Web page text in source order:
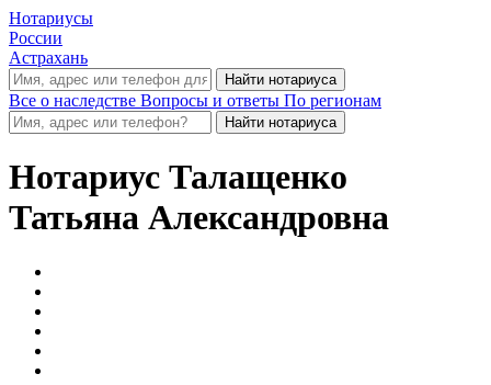
Нотариусы
России
Астрахань
Все о наследстве Вопросы и ответы По регионам
Нотариус Талащенко
Татьяна Александровна